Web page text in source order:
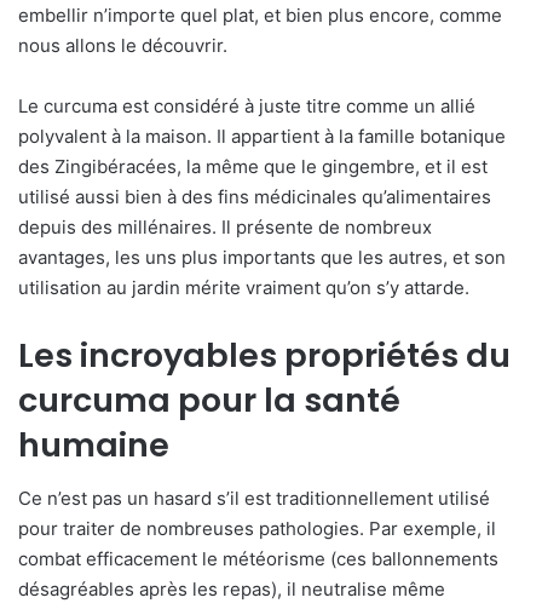
embellir n’importe quel plat, et bien plus encore, comme
nous allons le découvrir.
Le curcuma est considéré à juste titre comme un allié
polyvalent à la maison. Il appartient à la famille botanique
des Zingibéracées, la même que le gingembre, et il est
utilisé aussi bien à des fins médicinales qu’alimentaires
depuis des millénaires. Il présente de nombreux
avantages, les uns plus importants que les autres, et son
utilisation au jardin mérite vraiment qu’on s’y attarde.
Les incroyables propriétés du
curcuma pour la santé
humaine
Ce n’est pas un hasard s’il est traditionnellement utilisé
pour traiter de nombreuses pathologies. Par exemple, il
combat efficacement le météorisme (ces ballonnements
désagréables après les repas), il neutralise même